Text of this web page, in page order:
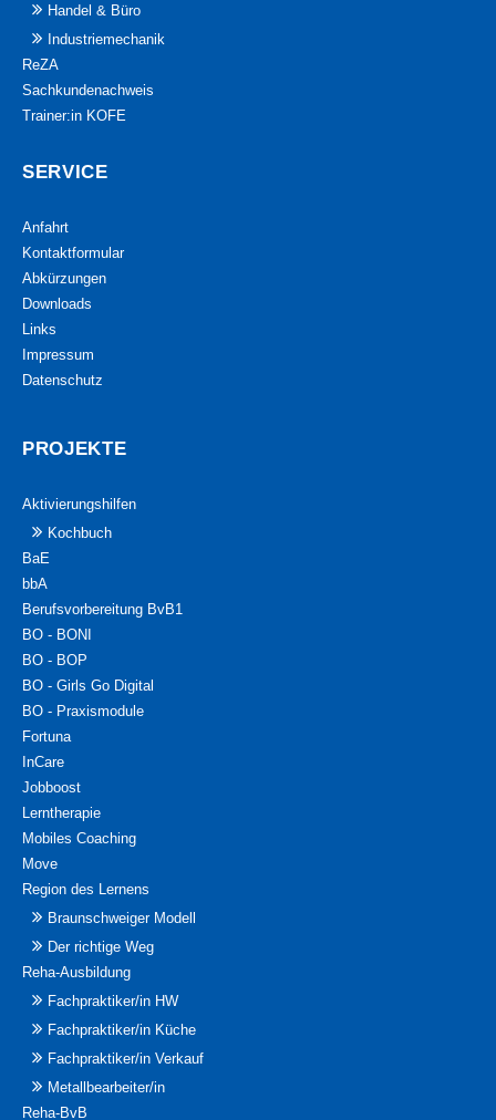
Handel & Büro
Industriemechanik
ReZA
Sachkundenachweis
Trainer:in KOFE
SERVICE
Anfahrt
Kontaktformular
Abkürzungen
Downloads
Links
Impressum
Datenschutz
PROJEKTE
Aktivierungshilfen
Kochbuch
BaE
bbA
Berufsvorbereitung BvB1
BO - BONI
BO - BOP
BO - Girls Go Digital
BO - Praxismodule
Fortuna
InCare
Jobboost
Lerntherapie
Mobiles Coaching
Move
Region des Lernens
Braunschweiger Modell
Der richtige Weg
Reha-Ausbildung
Fachpraktiker/in HW
Fachpraktiker/in Küche
Fachpraktiker/in Verkauf
Metallbearbeiter/in
Reha-BvB